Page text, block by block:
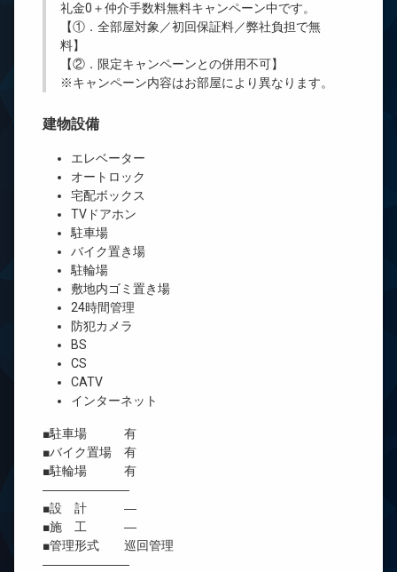
礼金0 ＋仲介手数料無料キャンペーン中です。
【①．全部屋対象／初回保証料／弊社負担で無
料】
【②．限定キャンペーンとの併用不可】
※キャンペーン内容はお部屋により異なります。
建物設備
エレベーター
オートロック
宅配ボックス
TVドアホン
駐車場
バイク置き場
駐輪場
敷地内ゴミ置き場
24時間管理
防犯カメラ
BS
CS
CATV
インターネット
■駐車場 有
■バイク置場 有
■駐輪場 有
―――――――
■設 計 ―
■施 工 ―
■管理形式 巡回管理
―――――――